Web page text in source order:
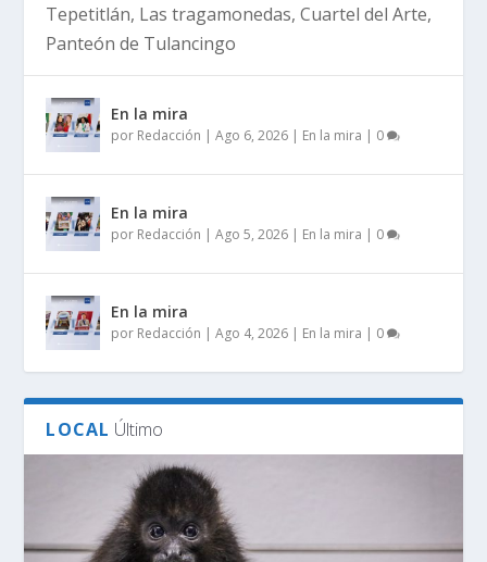
Tepetitlán, Las tragamonedas, Cuartel del Arte,
Panteón de Tulancingo
En la mira
por Redacción |Ago 6, 2026 | En la mira | 0
En la mira
por Redacción |Ago 5, 2026 | En la mira | 0
En la mira
por Redacción |Ago 4, 2026 | En la mira | 0
LOCAL Último